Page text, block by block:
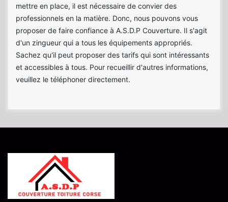
mettre en place, il est nécessaire de convier des
professionnels en la matière. Donc, nous pouvons vous
proposer de faire confiance à A.S.D.P Couverture. Il s'agit
d'un zingueur qui a tous les équipements appropriés.
Sachez qu'il peut proposer des tarifs qui sont intéressants
et accessibles à tous. Pour recueillir d'autres informations,
veuillez le téléphoner directement.